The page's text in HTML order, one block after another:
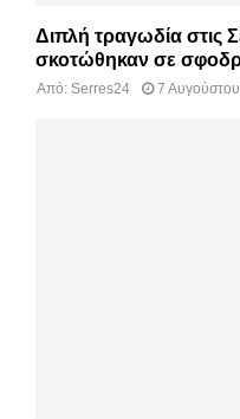
Διπλή τραγωδία στις
σκοτώθηκαν σε
Από: Serres24 7